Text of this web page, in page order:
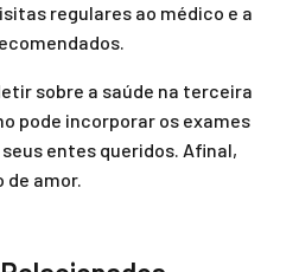
regulares ao médico e a
sobre a saúde na terceira
pode incorporar os exames
entes queridos. Afinal,
de amor.